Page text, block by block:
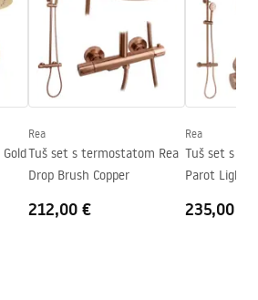
zadimljena bronca 6mm
Hugo
Na tuš kadi ili podu
Univerzalan
24 mjeseca
Da, na jednoj strani stakla.
Rea
Tuš set s termostatom Rea
Drop Brush Copper
212,00 €
Rea
Tuš set s
Parot Light
235,00 €